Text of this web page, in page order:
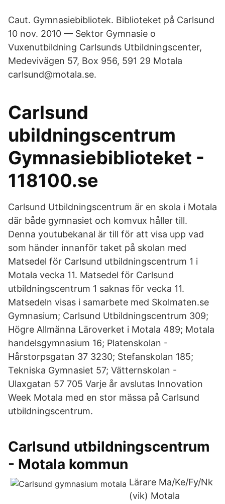
Caut. Gymnasiebibliotek. Biblioteket på Carlsund
10 nov. 2010 — Sektor Gymnasie o
Vuxenutbildning Carlsunds Utbildningscenter,
Medevivägen 57, Box 956, 591 29 Motala
carlsund@motala.se.
Carlsund
ubildningscentrum
Gymnasiebiblioteket -
118100.se
Carlsund Utbildningscentrum är en skola i Motala
där både gymnasiet och komvux håller till.
Denna youtubekanal är till för att visa upp vad
som händer innanför taket på skolan med
Matsedel för Carlsund utbildningscentrum 1 i
Motala vecka 11. Matsedel för Carlsund
utbildningscentrum 1 saknas för vecka 11.
Matsedeln visas i samarbete med Skolmaten.se
Gymnasium; Carlsund Utbildningscentrum 309;
Högre Allmänna Läroverket i Motala 489; Motala
handelsgymnasium 16; Platenskolan -
Hårstorpsgatan 37 3230; Stefanskolan 185;
Tekniska Gymnasiet 57; Vätternskolan -
Ulaxgatan 57 705 Varje år avslutas Innovation
Week Motala med en stor mässa på Carlsund
utbildningscentrum.
Carlsund utbildningscentrum
- Motala kommun
Lärare Ma/Ke/Fy/Nk
(vik) Motala